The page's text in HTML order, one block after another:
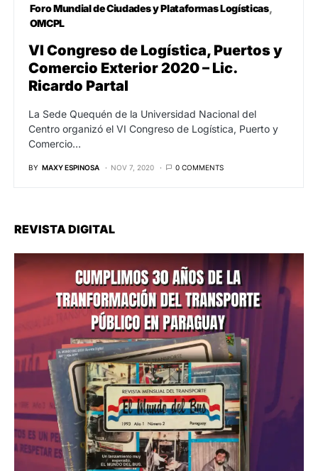
Foro Mundial de Ciudades y Plataformas Logísticas
OMCPL
VI Congreso de Logística, Puertos y
Comercio Exterior 2020 – Lic.
Ricardo Partal
La Sede Quequén de la Universidad Nacional del
Centro organizó el VI Congreso de Logística, Puerto y
Comercio…
BY MAXY ESPINOSA NOV 7, 2020 0 COMMENTS
REVISTA DIGITAL